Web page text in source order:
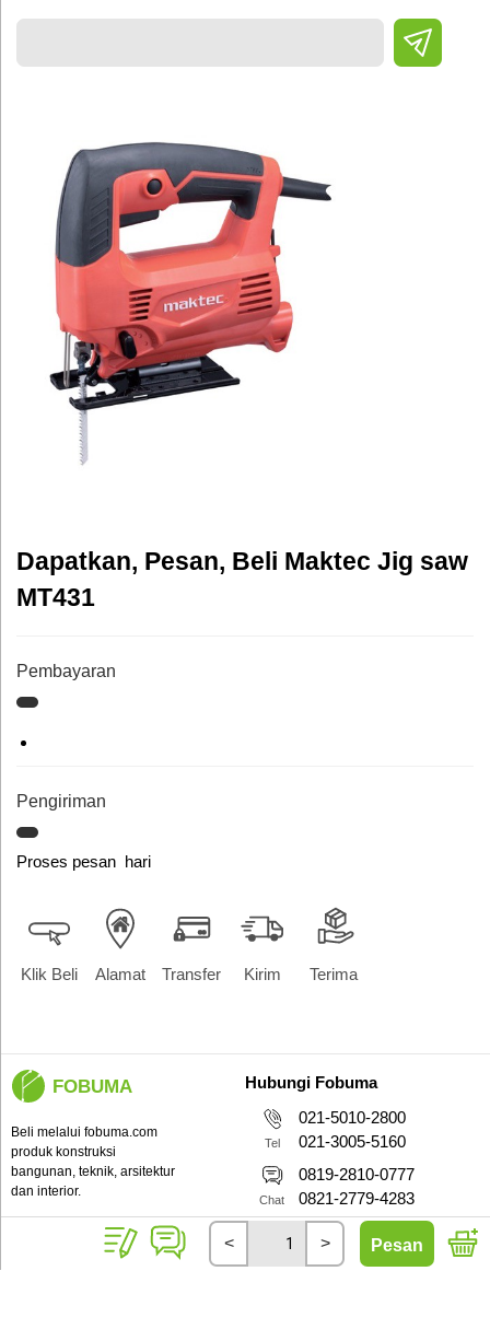
< > Pesan
Dapatkan, Pesan, Beli Maktec Jig saw
MT431
Pembayaran
Pengiriman
Proses pesan hari
Klik Beli Alamat Transfer Kirim Terima
FOBUMA
Beli melalui fobuma.com
produk konstruksi
bangunan, teknik, arsitektur
dan interior.
Copyright 2026 - PT Fobuma
Hubungi Fobuma
Tel
021-5010-2800
021-3005-5160
Chat
0819-2810-0777
0821-2779-4283